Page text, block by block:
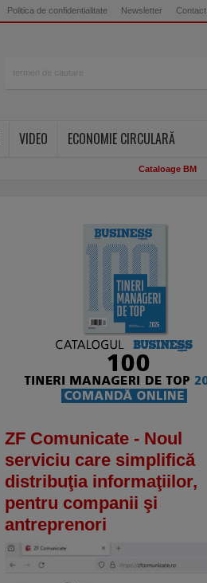
Politica de confidentialitate Newsletter Contact
VIDEO
ECONOMIE CIRCULARĂ
Cataloage BM
ZF Comunicate - Noul
serviciu care simplifică
distribuţia informaţiilor,
pentru companii şi
antreprenori